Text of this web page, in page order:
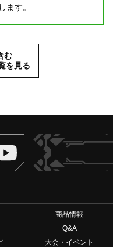
ます。
む
を見る
ヴァンガードch
商品情報
Q&A
大会・イベント